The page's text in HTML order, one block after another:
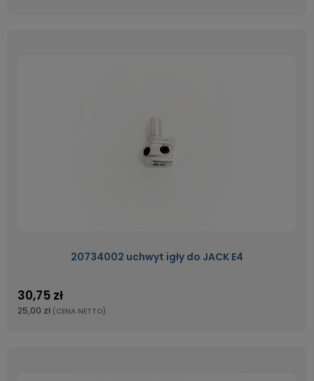
20734002 uchwyt igły do JACK E4
30,75 zł
25,00 zł (CENA NETTO)